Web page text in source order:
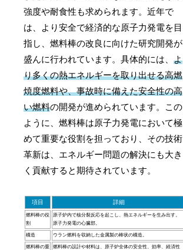
強度や耐食性も求められます。近年で
は、より安全で経済的な原子力発電を目
指し、燃料棒の改良に向けた研究開発が
盛んに行われています。具体的には、よ
り多くの熱エネルギーを取り出せる高燃
焼度燃料や、事故時に備えた安全性の高
い燃料の開発が進められています。この
ように、燃料棒は原子力発電において極
めて重要な役割を担っており、その技術
革新は、エネルギー問題の解決にも大き
く貢献すると期待されています。
項目 詳細
燃料棒の役
割
原子炉内で核分裂反応を起こし、熱エネルギーを生み出す。
原子力発電の心臓部。
構造 ウラン燃料を収納した金属製の棒状の構造。
燃料棒の重
燃料棒の設計や材料は、原子炉全体の安全性、効率、経済性